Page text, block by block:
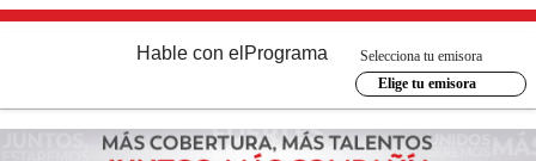
Hable con el Programa
Selecciona tu emisora
Elige tu emisora